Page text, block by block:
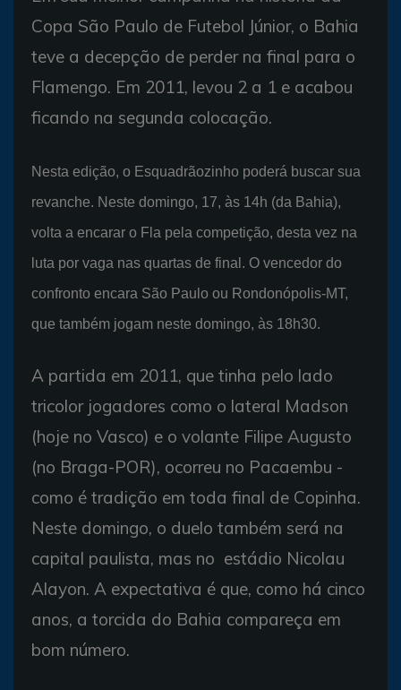
Copa São Paulo de Futebol Júnior, o Bahia
teve a decepção de perder na final para o
Flamengo. Em 2011, levou 2 a 1 e acabou
ficando na segunda colocação.
Nesta edição, o Esquadrãozinho poderá buscar sua
revanche. Neste domingo, 17, às 14h (da Bahia),
volta a encarar o Fla pela competição, desta vez na
luta por vaga nas quartas de final. O vencedor do
confronto encara São Paulo ou Rondonópolis-MT,
que também jogam neste domingo, às 18h30.
A partida em 2011, que tinha pelo lado
tricolor jogadores como o lateral Madson
(hoje no Vasco) e o volante Filipe Augusto
(no Braga-POR), ocorreu no Pacaembu -
como é tradição em toda final de Copinha.
Neste domingo, o duelo também será na
capital paulista, mas no estádio Nicolau
Alayon. A expectativa é que, como há cinco
anos, a torcida do Bahia compareça em
bom número.